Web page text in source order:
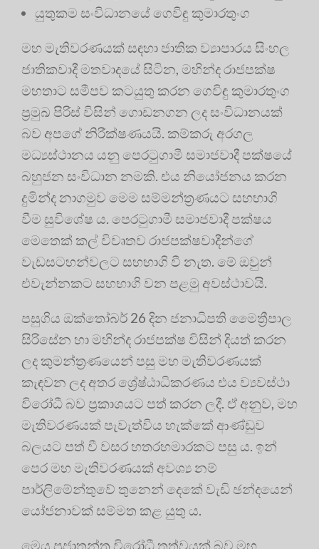
යුතුකම සංවිධානයේ ගෙවිඳු කුමාරතුංග
මහ මැතිවරණයක් සඳහා ජාතික ව්‍යාපාරය සිංහල
ජාතිකවාදී මතවාදයේ සිටින, මහින්ද රාජපක්ෂ
මහතාට සමීපව කටයුතු කරන ගෙවිඳු කුමාරතුංග
ප්‍ර‍මුඛ පිරිස් විසින් ගොඩනගන ලද සංවිධානයක්
බව අපගේ නිරීක්ෂණයයි. කම්කරු අරගල
මධ්‍යස්ථානය යනු පෙරටුගාමී සමාජවාදී පක්ෂයේ
බහුජන සංවිධාන නමකි. එය නියෝජනය කරන
දුමින්ද නාගමුව මෙම සම්මන්ත්‍ර‍ණයට සහභාගි
වීම සුවිශේෂ ය. පෙරටුගාමී සමාජවාදී පක්ෂය
මෙතෙක් කල් විවෘතව රාජපක්ෂවාදීන්ගේ
වැඩසටහන්වලට සහභාගි වී නැත. මේ ඔවුන්
එවැන්නකට සහභාගි වන පළමු අවස්ථාවයි.
පසුගිය ඔක්තෝබර් 26 දින ජනාධිපති මෛත්‍රීපාල
සිරිසේන හා මහින්ද රාජපක්ෂ විසින් දියත් කරන
ලද කුමන්ත්‍ර‍ණයෙන් පසු මහ මැතිවරණයක්
කැඳවන ලද අතර ශ්‍රේෂ්ඨාධිකරණය එය ව්‍යවස්ථා
විරෝධී බව ප්‍ර‍කාශයට පත් කරන ලදී. ඒ අනුව, මහ
මැතිවරණයක් පැවැත්විය හැක්කේ ආණ්ඩුව
බලයට පත් වී වසර හතරහමාරකට පසු ය. ඉන්
පෙර මහ මැතිවරණයක් අවශ්‍ය නම්
පාර්ලිමේන්තුවේ තුනෙන් දෙකේ වැඩි ඡන්දයෙන්
යෝජනාවක් සම්මත කළ යුතු ය.
මෙය ප්‍ර‍ජාතන්ත්‍ර‍ විරෝධී තත්වයක් බව මහ